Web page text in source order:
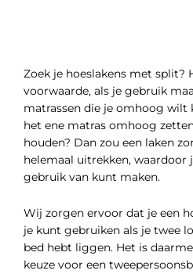
Zoek je hoeslakens met split?
voorwaarde, als je gebruik
matrassen die je omhoog wilt
het ene matras omhoog
houden? Dan zou een laken
helemaal uitrekken, waardoor
gebruik van kunt maken.
Wij zorgen ervoor dat je een
je kunt gebruiken als je twee
bed hebt liggen. Het is
keuze voor een